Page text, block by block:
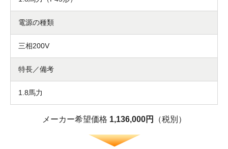
電源の種類
三相200V
特長／備考
1.8馬力
メーカー希望価格 1,136,000円 （税別）